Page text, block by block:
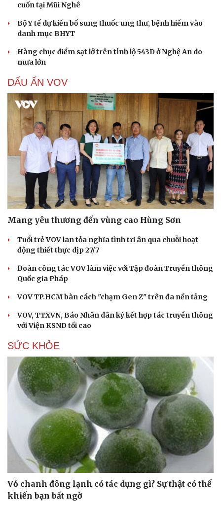
Cải chính
cuốn tại Mũi Nghê
Bộ Y tế dự kiến bổ sung thuốc ung thư, bệnh hiếm vào
danh mục BHYT
Hàng chục điểm sạt lở trên tỉnh lộ 543D ở Nghệ An do
mưa lớn
DẤU ẤN VOV
Mang yêu thương đến vùng cao Hùng Sơn
Tuổi trẻ VOV lan tỏa nghĩa tình tri ân qua chuỗi hoạt
động thiết thực dịp 27/7
Đoàn công tác VOV làm việc với Tập đoàn Truyền thông
Quốc gia Pháp
VOV TP.HCM bàn cách "chạm Gen Z" trên đa nền tảng
VOV, TTXVN, Báo Nhân dân ký kết hợp tác truyền thông
với Viện KSND tối cao
SỨC KHỎE
Vỏ chanh đông lạnh có tác dụng gì? Sự thật có thể
khiến bạn bất ngờ